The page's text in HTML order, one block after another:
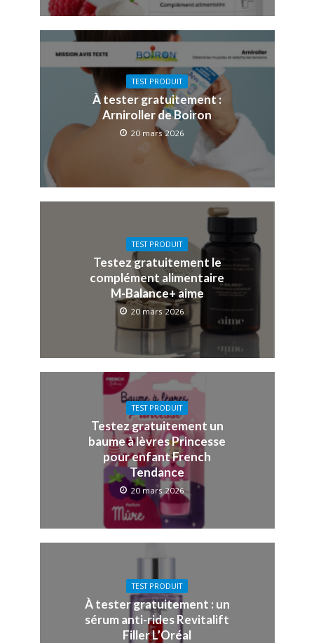
TEST PRODUIT
À tester gratuitement :
Arniroller de Boiron
20 mars 2026
TEST PRODUIT
Testez gratuitement le
complément alimentaire
M-Balance+ aime
20 mars 2026
TEST PRODUIT
Testez gratuitement un
baume à lèvres Princesse
pour enfant French
Tendance
20 mars 2026
TEST PRODUIT
À tester gratuitement : un
sérum anti-rides Revitalift
Filler L’Oréal